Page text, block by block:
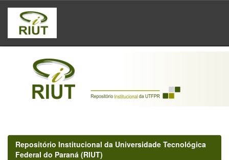
Skip
navigation
Repositório Institucional da Universidade Tecnológica
Federal do Paraná (RIUT)